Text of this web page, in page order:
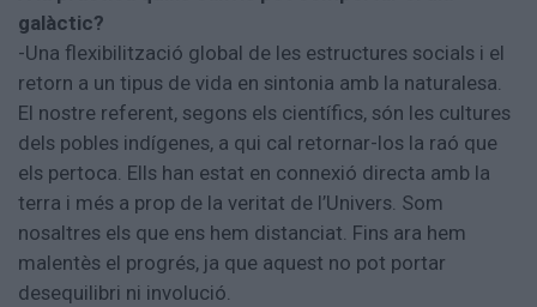
galàctic?
-Una flexibilització global de les estructures socials i el
retorn a un tipus de vida en sintonia amb la naturalesa.
El nostre referent, segons els científics, són les cultures
dels pobles indígenes, a qui cal retornar-los la raó que
els pertoca. Ells han estat en connexió directa amb la
terra i més a prop de la veritat de l’Univers. Som
nosaltres els que ens hem distanciat. Fins ara hem
malentès el progrés, ja que aquest no pot portar
desequilibri ni involució.